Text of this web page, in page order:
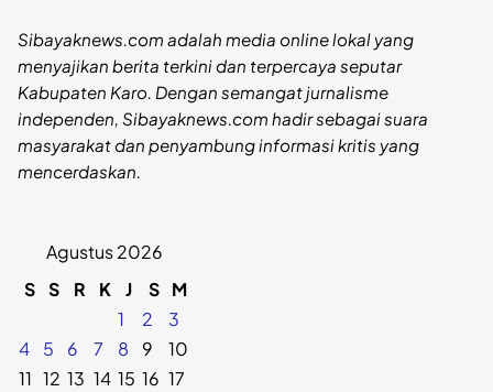
Sibayaknews.com adalah media online lokal yang
menyajikan berita terkini dan terpercaya seputar
Kabupaten Karo. Dengan semangat jurnalisme
independen, Sibayaknews.com hadir sebagai suara
masyarakat dan penyambung informasi kritis yang
mencerdaskan.
Agustus 2026
S S R K J S M
1
2
3
4
5 6 7 8 9
10
11 12 13 14 15 16 17